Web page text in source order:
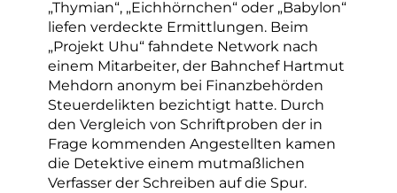
„Thymian“, „Eichhörnchen“ oder „Babylon“
liefen verdeckte Ermittlungen. Beim
„Projekt Uhu“ fahndete Network nach
einem Mitarbeiter, der Bahnchef Hartmut
Mehdorn anonym bei Finanzbehörden
Steuerdelikten bezichtigt hatte. Durch
den Vergleich von Schriftproben der in
Frage kommenden Angestellten kamen
die Detektive einem mutmaßlichen
Verfasser der Schreiben auf die Spur.